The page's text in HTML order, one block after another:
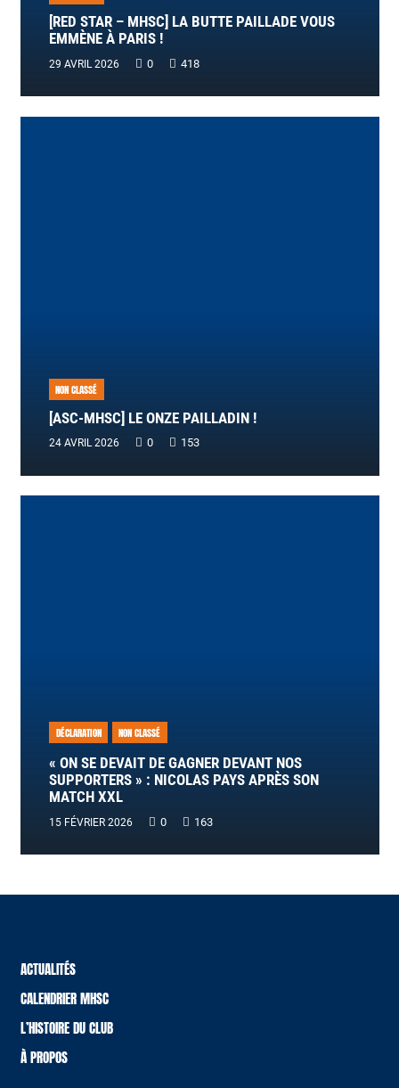
[RED STAR – MHSC] LA BUTTE PAILLADE VOUS
EMMÈNE À PARIS !
29 AVRIL 2026 0 418
NON CLASSÉ
[ASC-MHSC] LE ONZE PAILLADIN !
24 AVRIL 2026 0 153
DÉCLARATION NON CLASSÉ
« ON SE DEVAIT DE GAGNER DEVANT NOS
SUPPORTERS » : NICOLAS PAYS APRÈS SON
MATCH XXL
15 FÉVRIER 2026 0 163
ACTUALITÉS
CALENDRIER MHSC
L’HISTOIRE DU CLUB
À PROPOS